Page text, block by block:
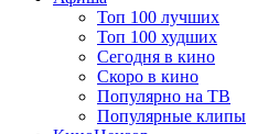
Топ 100 лучших
Топ 100 худших
Сегодня в кино
Скоро в кино
Популярно на ТВ
Популярные клипы